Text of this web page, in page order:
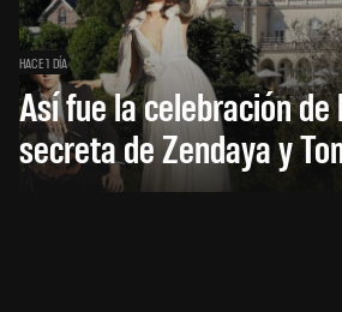
HACE 1 DÍA
Así fue la celebración de
secreta de Zendaya y